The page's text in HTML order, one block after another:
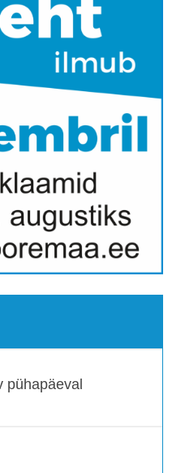
pühapäeval